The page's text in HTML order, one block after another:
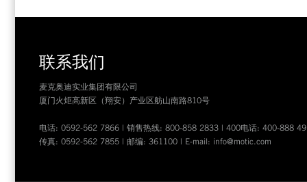
联系我们
麦克奥迪实业集团有限公司
厦门火炬高新区（翔安）产业区舫山南路810号
电话: 0592-562 7866 | 销售热线: 800-858 2833 | 400电话: 400-888
传真: 0592-562 7855 | 邮编: 361100 | E-mail: info@motic.com